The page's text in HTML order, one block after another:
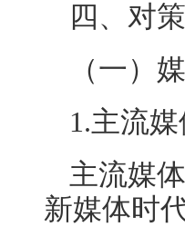
四、对
（一）
1.主流
主流媒
新媒体时